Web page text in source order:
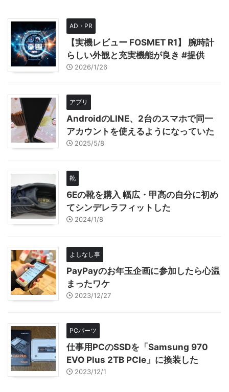
AD・PR
【実機レビュー FOSMET R1】 腕時計
らしい外観と充実機能が良き #提供
2026/1/26
アプリ
AndroidのLINE、2台のスマホで同一
アカウントを使えるようになっていた
2025/5/8
靴
6Eの靴を購入 幅広・甲高の自分に初め
てシンデレラフィットした
2024/1/8
よしなし事
PayPayのお年玉企画に参加したら心温
まったワケ
2023/12/27
PCパーツ
仕事用PCのSSDを「Samsung 970
EVO Plus 2TB PCIe」に換装した
2023/12/1